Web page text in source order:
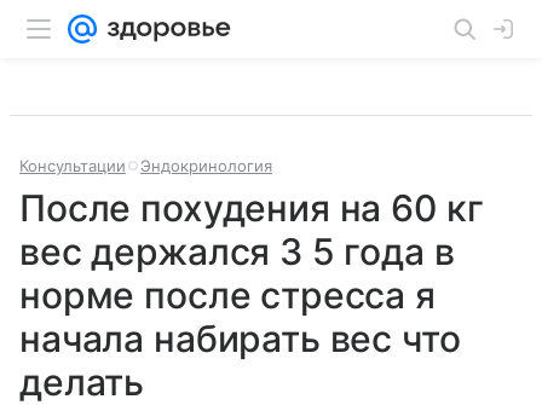
Консультации Эндокринология
После похудения на 60 кг
вес держался 3 5 года в
норме после стресса я
начала набирать вес что
делать